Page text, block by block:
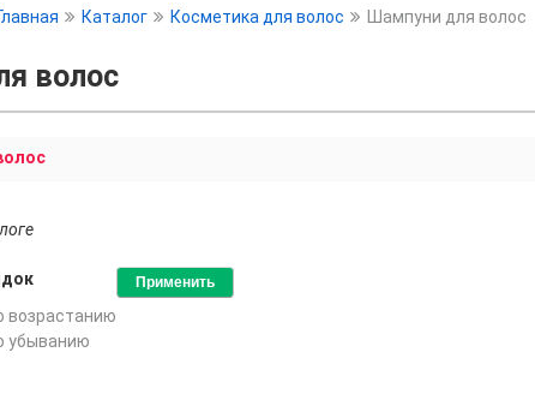
Каталог Косметика для волос Шампуни для волос
волос
возрастанию
убыванию